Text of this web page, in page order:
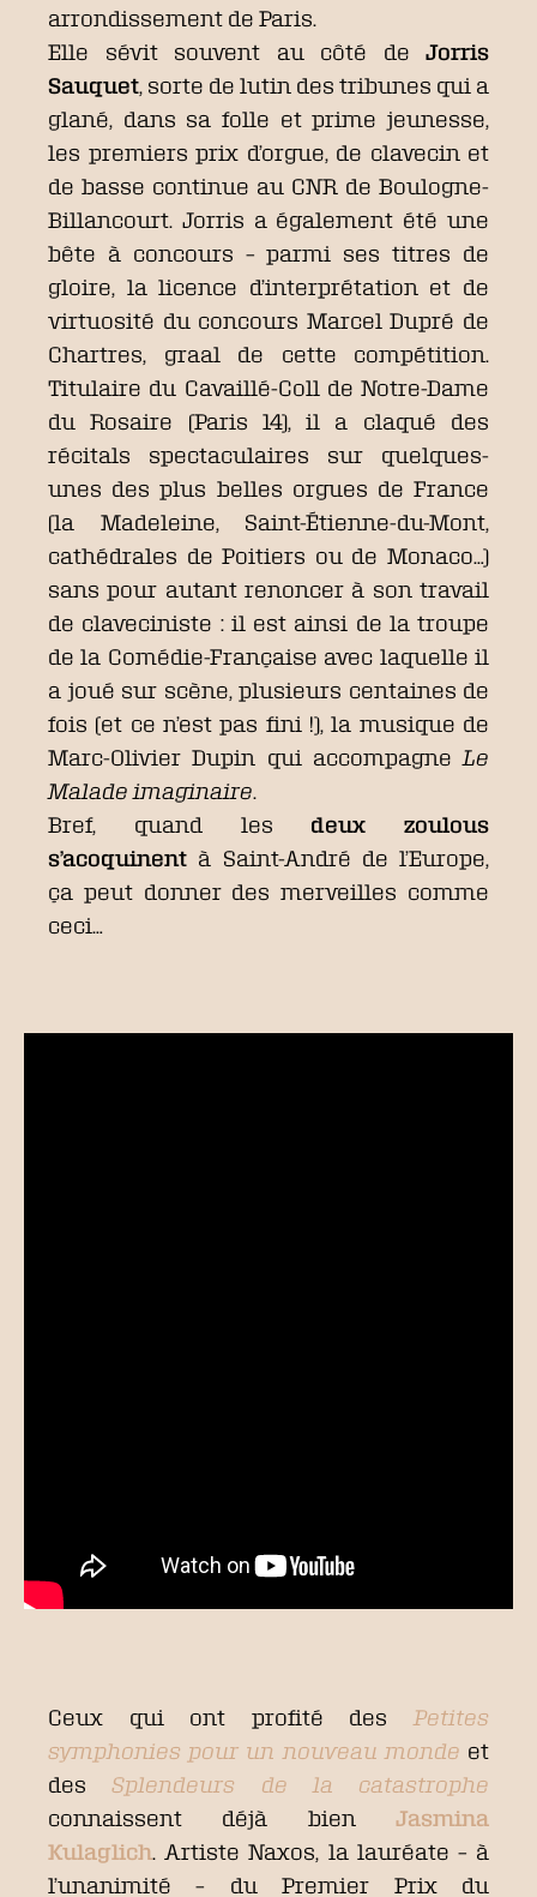
arrondissement de Paris.
Elle sévit souvent au côté de Jorris
Sauquet, sorte de lutin des tribunes qui a
glané, dans sa folle et prime jeunesse,
les premiers prix d’orgue, de clavecin et
de basse continue au CNR de Boulogne-
Billancourt. Jorris a également été une
bête à concours – parmi ses titres de
gloire, la licence d’interprétation et de
virtuosité du concours Marcel Dupré de
Chartres, graal de cette compétition.
Titulaire du Cavaillé-Coll de Notre-Dame
du Rosaire (Paris 14), il a claqué des
récitals spectaculaires sur quelques-
unes des plus belles orgues de France
(la Madeleine, Saint-Étienne-du-Mont,
cathédrales de Poitiers ou de Monaco…)
sans pour autant renoncer à son travail
de claveciniste : il est ainsi de la troupe
de la Comédie-Française avec laquelle il
a joué sur scène, plusieurs centaines de
fois (et ce n’est pas fini !), la musique de
Marc-Olivier Dupin qui accompagne Le
Malade imaginaire.
Bref, quand les deux zoulous
s’acoquinent à Saint-André de l’Europe,
ça peut donner des merveilles comme
ceci…
Ceux qui ont profité des Petites
symphonies pour un nouveau monde et
desSplendeurs de la catastrophe
connaissent déjà bien Jasmina
Kulaglich. Artiste Naxos, la lauréate – à
l’unanimité – du Premier Prix du